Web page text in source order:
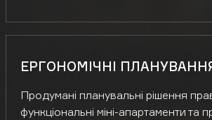
ЕРГОНОМІЧНІ
Продумані планувальні рішення
функціональні міні-апартаменти та